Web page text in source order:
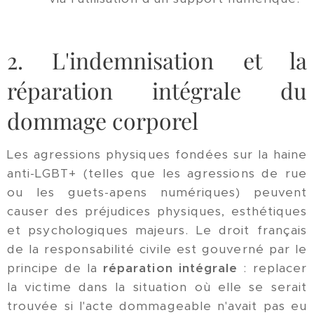
2. L'indemnisation et la
réparation intégrale du
dommage corporel
Les agressions physiques fondées sur la haine
anti-LGBT+ (telles que les agressions de rue
ou les guets-apens numériques) peuvent
causer des préjudices physiques, esthétiques
et psychologiques majeurs. Le droit français
de la responsabilité civile est gouverné par le
principe de la réparation intégrale : replacer
la victime dans la situation où elle se serait
trouvée si l'acte dommageable n'avait pas eu